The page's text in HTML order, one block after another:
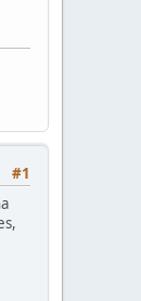
#1